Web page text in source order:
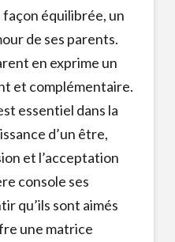
équilibrée, un
de ses parents.
en exprime un
et complémentaire.
essentiel dans la
d’un être,
et l’acceptation
console ses
qu’ils sont aimés
une matrice